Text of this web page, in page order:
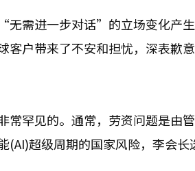
需进一步对话”的立场变化产
户带来了不安和担忧，深表歉
常罕见的。通常，劳资问题是由
超级周期的国家风险，李会长